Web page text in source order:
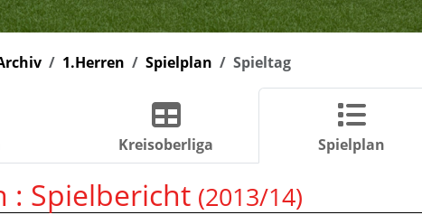
1.Herren Spielplan Spieltag
Kreisoberliga Spielplan
: Spielbericht (2013/14)